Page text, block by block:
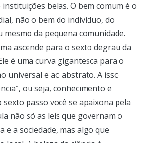
belas. O bem comum é o
não o bem do indivíduo, do
mesmo da pequena comunidade.
ascende para o sexto degrau da
é uma curva gigantesca para o
universal e ao abstrato. A isso
ou seja, conhecimento e
passo você se apaixona pela
não só as leis que governam o
e a sociedade, mas algo que